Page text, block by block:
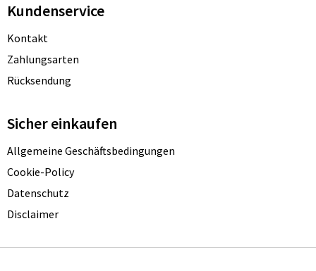
Kundenservice
Kontakt
Zahlungsarten
Rücksendung
Sicher einkaufen
Allgemeine Geschäftsbedingungen
Cookie-Policy
Datenschutz
Disclaimer